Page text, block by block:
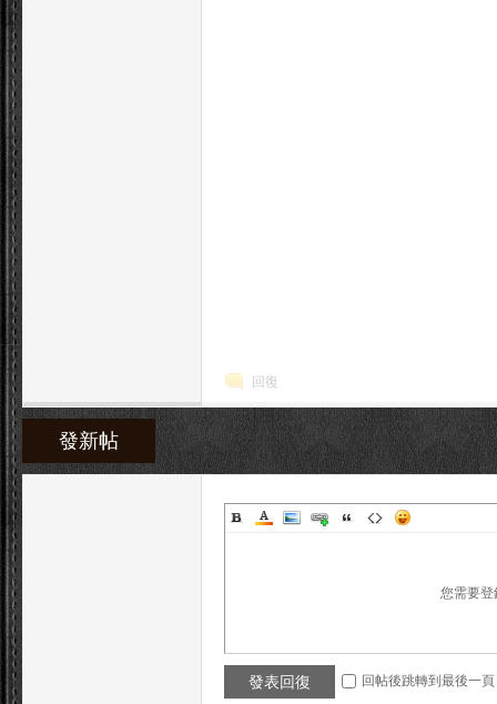
回復
發新帖
您需要
發表回復 回帖後跳轉到最後一頁